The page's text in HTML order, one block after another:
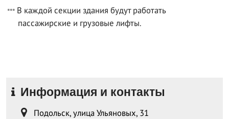
В каждой секции здания будут работать
пассажирские и грузовые лифты.
Информация и контакты
Подольск, улица Ульяновых, 31